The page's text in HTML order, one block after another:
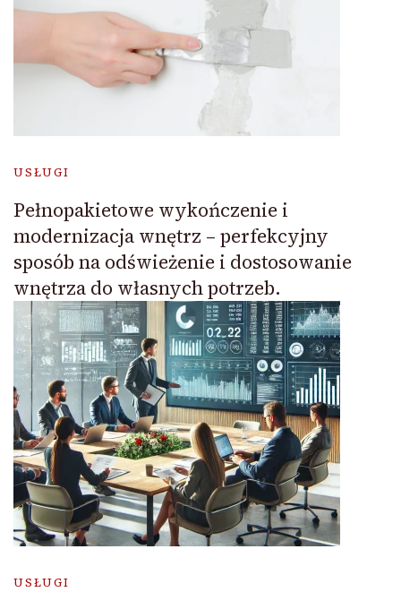
USŁUGI
Pełnopakietowe wykończenie i
modernizacja wnętrz – perfekcyjny
sposób na odświeżenie i dostosowanie
wnętrza do własnych potrzeb.
USŁUGI